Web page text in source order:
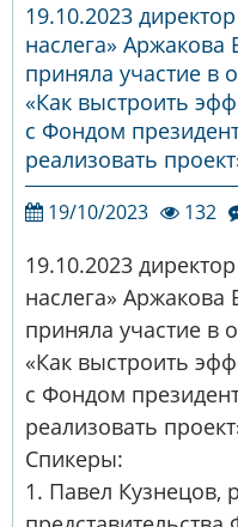
19.10.2023
наслега»
приняла участие
«Как выстроить
с Фондом
реализовать
19/10/2023 132
19.10.2023
наслега»
приняла участие
«Как выстроить
с Фондом
реализовать
Спикеры:
1. Павел Кузнецов,